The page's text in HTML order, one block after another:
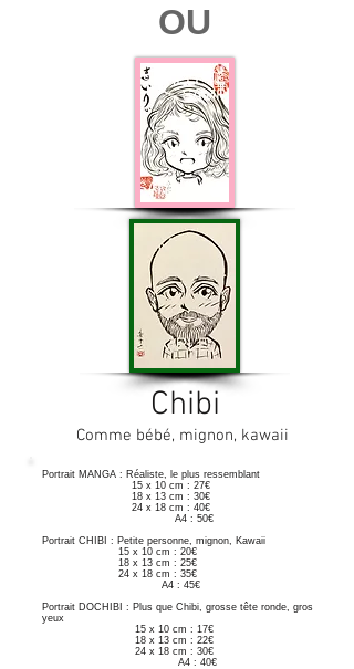
OU
Chibi
Comme bébé, mignon, kawaii
Portrait MANGA : Réaliste, le plus ressemblant
15 x 10 cm : 27€
18 x 13 cm : 30€
24 x 18 cm : 40€
A4 : 50€
Portrait CHIBI : Petite personne, mignon, Kawaii
15 x 10 cm : 20€
18 x 13 cm : 25€
24 x 18 cm : 35€
A4 : 45€
Portrait DOCHIBI : Plus que Chibi, grosse tête ronde, gros
yeux
15 x 10 cm : 17€
18 x 13 cm : 22€
24 x 18 cm : 30€
A4 : 40€